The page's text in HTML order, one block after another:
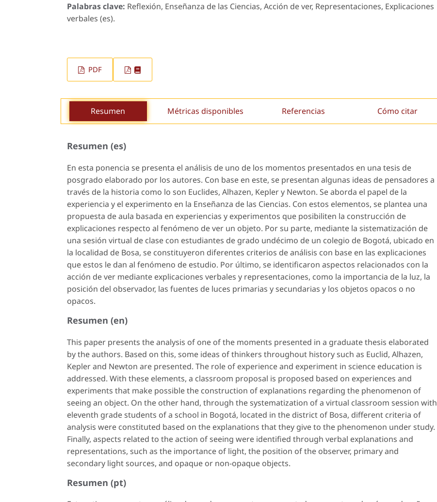
Palabras clave: Reflexión, Enseñanza de las Ciencias, Acción de ver, Representaciones, Explicaciones
verbales (es).
PDF
Resumen Métricas disponibles Referencias Cómo citar
Resumen (es)
En esta ponencia se presenta el análisis de uno de los momentos presentados en una tesis de
posgrado elaborado por los autores. Con base en este, se presentan algunas ideas de pensadores a
través de la historia como lo son Euclides, Alhazen, Kepler y Newton. Se aborda el papel de la
experiencia y el experimento en la Enseñanza de las Ciencias. Con estos elementos, se plantea una
propuesta de aula basada en experiencias y experimentos que posibiliten la construcción de
explicaciones respecto al fenómeno de ver un objeto. Por su parte, mediante la sistematización de
una sesión virtual de clase con estudiantes de grado undécimo de un colegio de Bogotá, ubicado en
la localidad de Bosa, se constituyeron diferentes criterios de análisis con base en las explicaciones
que estos le dan al fenómeno de estudio. Por último, se identificaron aspectos relacionados con la
acción de ver mediante explicaciones verbales y representaciones, como la importancia de la luz, la
posición del observador, las fuentes de luces primarias y secundarias y los objetos opacos o no
opacos.
Resumen (en)
This paper presents the analysis of one of the moments presented in a graduate thesis elaborated
by the authors. Based on this, some ideas of thinkers throughout history such as Euclid, Alhazen,
Kepler and Newton are presented. The role of experience and experiment in science education is
addressed. With these elements, a classroom proposal is proposed based on experiences and
experiments that make possible the construction of explanations regarding the phenomenon of
seeing an object. On the other hand, through the systematization of a virtual classroom session with
eleventh grade students of a school in Bogotá, located in the district of Bosa, different criteria of
analysis were constituted based on the explanations that they give to the phenomenon under study.
Finally, aspects related to the action of seeing were identified through verbal explanations and
representations, such as the importance of light, the position of the observer, primary and
secondary light sources, and opaque or non-opaque objects.
Resumen (pt)